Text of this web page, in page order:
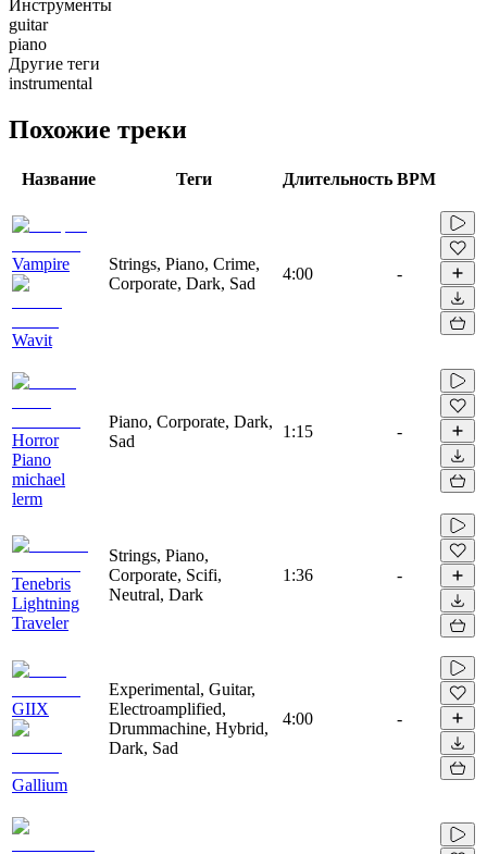
Инструменты
guitar
piano
Другие теги
instrumental
Похожие треки
Название Теги Длительность BPM
Vampire
Wavit
Strings, Piano, Crime,
Corporate, Dark, Sad
4:00 -
Horror
Piano
michael
lerm
Piano, Corporate, Dark,
Sad
1:15 -
Tenebris
Lightning
Traveler
Strings, Piano,
Corporate, Scifi,
Neutral, Dark
1:36 -
GIIX
Gallium
Experimental, Guitar,
Electroamplified,
Drummachine, Hybrid,
Dark, Sad
4:00 -